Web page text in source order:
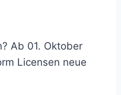
Ab 01. Oktober
Licensen neue